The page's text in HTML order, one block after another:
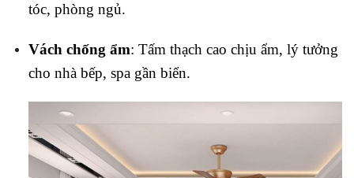
tóc, phòng ngủ.
Vách chống ẩm: Tấm thạch cao chịu ẩm, lý tưởng
cho nhà bếp, spa gần biển.